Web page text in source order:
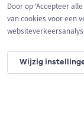
Door op 'Accepteer
van cookies voor een
Wijzig